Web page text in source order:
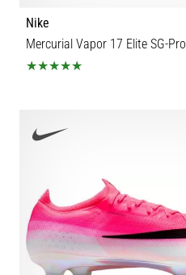
Nike
Mercurial Vapor 17 Elite SG-Pro